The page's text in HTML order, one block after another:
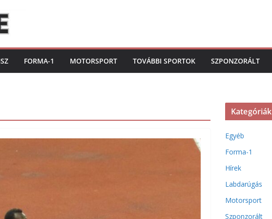
FORMA-1 MOTORSPORT TOVÁBBI SPORTOK SZPONZORÁLT
Kategóriák
Egyéb
Forma-1
Hírek
Labdarúgás
Motorsport
Szponzorált